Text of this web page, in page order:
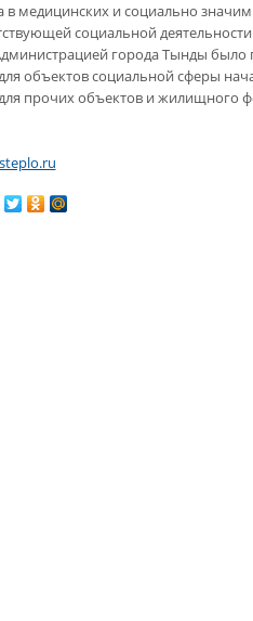
медицинских и социально
социальной
города Тынды
объектов социальной сферы
прочих объектов и жилищного